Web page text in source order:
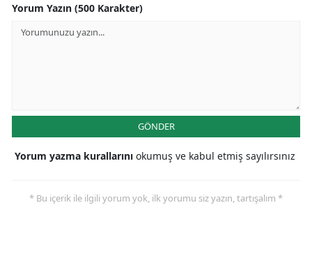
Yorum Yazın (500 Karakter)
GÖNDER
Yorum yazma kurallarını okumuş ve kabul etmiş sayılırsınız
* Bu içerik ile ilgili yorum yok, ilk yorumu siz yazın, tartışalım *